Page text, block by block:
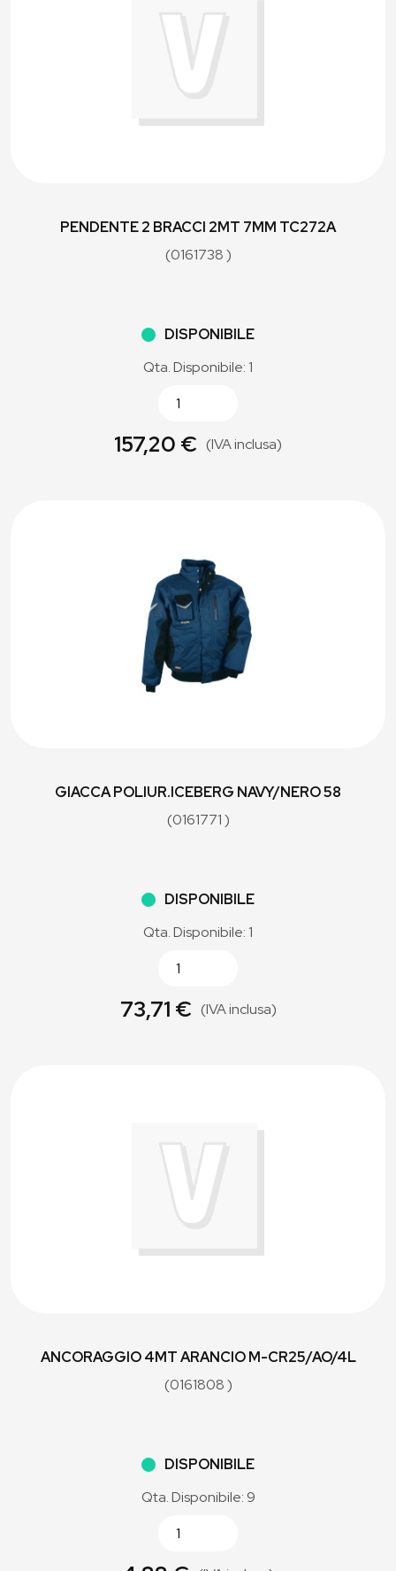
PENDENTE 2 BRACCI 2MT 7MM TC272A
(0161738 )
DISPONIBILE
Qta. Disponibile: 1
157,20 € (IVA inclusa)
GIACCA POLIUR.ICEBERG NAVY/NERO 58
(0161771 )
DISPONIBILE
Qta. Disponibile: 1
73,71 € (IVA inclusa)
ANCORAGGIO 4MT ARANCIO M-CR25/AO/4L
(0161808 )
DISPONIBILE
Qta. Disponibile: 9